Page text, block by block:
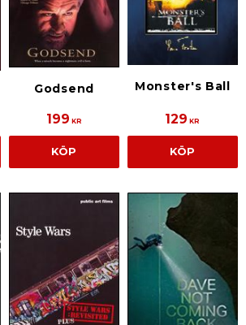
Godsend
199 KR
KÖP
Monster's Ball
129 KR
KÖP